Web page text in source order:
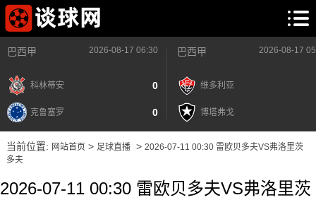
巴西甲 2026-08-17 06:30
科林蒂安 0
克鲁塞罗 0
巴西甲 2026-08-17
维多利亚
博塔弗戈
当前位置: 网站首页> 足球直播> 2026-07-11 00:30 雷欧贝多夫VS弗洛里茨
多夫
2026-07-11 00:30 雷欧贝多夫VS弗洛里茨